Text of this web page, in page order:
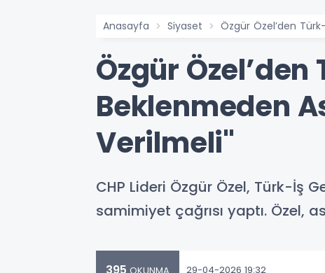
Anasayfa Siyaset Özgür Özel’den
Özgür
Beklenmeden
Verilmeli"
CHP Lideri Özgür Özel, Türk-İş
samimiyet çağrısı yaptı. Özel,
29-04-2026 19:32